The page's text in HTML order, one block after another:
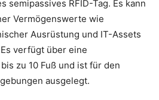
semipassives RFID-Tag. Es kann
Vermögenswerte wie
Ausrüstung und IT-Assets
verfügt über eine
zu 10 Fuß und ist für den
ausgelegt.